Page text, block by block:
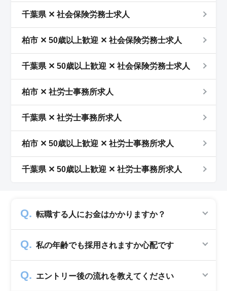
千葉県 ✕ 社会保険労務士求人
柏市 ✕ 50歳以上歓迎 ✕ 社会保険労務士求人
千葉県 ✕ 50歳以上歓迎 ✕ 社会保険労務士求人
柏市 ✕ 社労士事務所求人
千葉県 ✕ 社労士事務所求人
柏市 ✕ 50歳以上歓迎 ✕ 社労士事務所求人
千葉県 ✕ 50歳以上歓迎 ✕ 社労士事務所求人
転職する人にお金はかかりますか？
していますので、転職希望者の方からは費用は
一切発生致しません。
私の年齢でも採用されますか心配です
業のみ掲載をしています。60代・70代以上の
エントリー後の流れを教えてください